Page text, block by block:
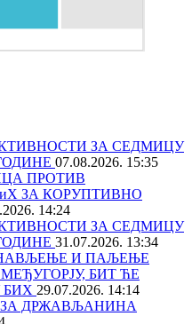
ЗА СЕДМИЦУ
07.08.2026. 15:35
ПРОТИВ
ЗА КОРУПТИВНО
14:24
ЗА СЕДМИЦУ
31.07.2026. 13:34
И ПАЉЕЊЕ
БИТ ЋЕ
29.07.2026. 14:14
ДРЖАВЉАНИНА